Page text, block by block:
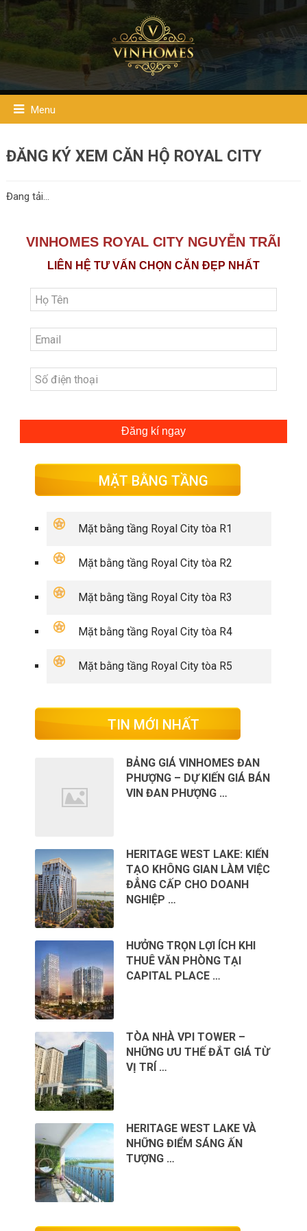
Menu
ĐĂNG KÝ XEM CĂN HỘ ROYAL CITY
Đang tải…
VINHOMES ROYAL CITY NGUYỄN TRÃI
LIÊN HỆ TƯ VẤN CHỌN CĂN ĐẸP NHẤT
Đăng kí ngay
MẶT BẰNG TẦNG
Mặt bằng tầng Royal City tòa R1
Mặt bằng tầng Royal City tòa R2
Mặt bằng tầng Royal City tòa R3
Mặt bằng tầng Royal City tòa R4
Mặt bằng tầng Royal City tòa R5
TIN MỚI NHẤT
BẢNG GIÁ VINHOMES ĐAN
PHƯỢNG – DỰ KIẾN GIÁ BÁN
VIN ĐAN PHƯỢNG …
HERITAGE WEST LAKE: KIẾN
TẠO KHÔNG GIAN LÀM VIỆC
ĐẲNG CẤP CHO DOANH
NGHIỆP …
HƯỞNG TRỌN LỢI ÍCH KHI
THUÊ VĂN PHÒNG TẠI
CAPITAL PLACE …
TÒA NHÀ VPI TOWER –
NHỮNG ƯU THẾ ĐẮT GIÁ TỪ
VỊ TRÍ …
HERITAGE WEST LAKE VÀ
NHỮNG ĐIỂM SÁNG ẤN
TƯỢNG …